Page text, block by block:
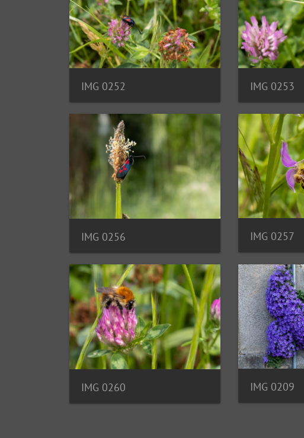
IMG 0252 IMG 0253
IMG 0256 IMG 0257
IMG 0260 IMG 0209